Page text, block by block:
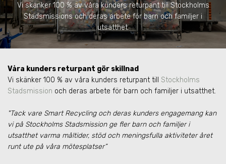
Vi skänker 100 % av våra kunders returpant till Stockholms
Stadsmissions och deras arbete för barn och familjer i
utsatthet.
Våra kunders returpant gör skillnad
Vi skänker 100 % av våra kunders returpant till Stockholms
Stadsmission och deras arbete för barn och familjer i utsatthet.
"Tack vare Smart Recycling och deras kunders engagemang kan
vi på Stockholms Stadsmission ge fler barn och familjer i
utsatthet varma måltider, stöd och meningsfulla aktiviteter året
runt ute på våra mötesplatser”